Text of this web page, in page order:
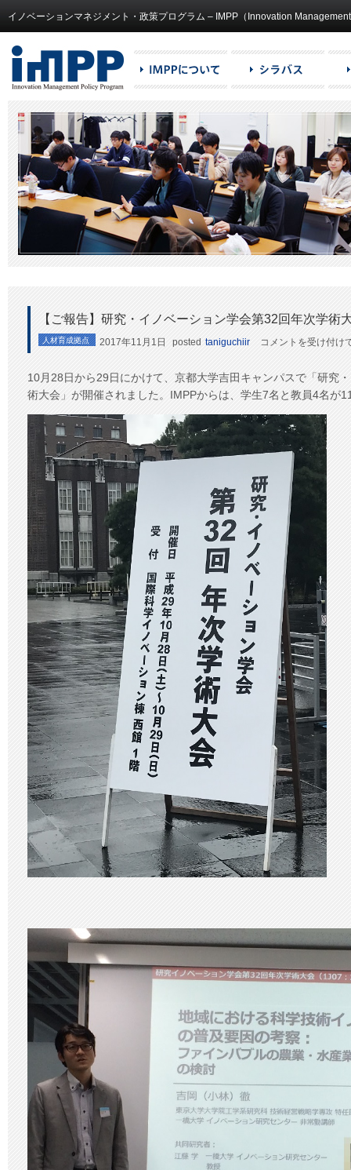
イノベーションマネジメント・政策プログラム – IMPP（Innovation
【ご報告】研究・イノベーション学会第32回年次学術
人材育成拠点 2017年11月1日 posted taniguchiir
【ご
研
究・
ノ
ー
ョ
ン
学
会
コメントを受け付け
10月28日から29日にかけて、京都大学吉田キャンパスで「研究
術大会」が開催されました。IMPPからは、学生7名と教員4名が